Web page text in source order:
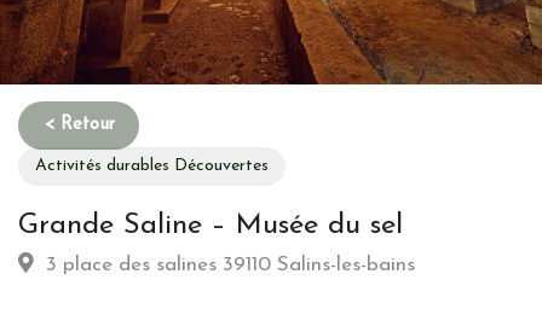
Activités durables Découvertes
Grande Saline – Musée du sel
3 place des salines 39110 Salins-les-bains